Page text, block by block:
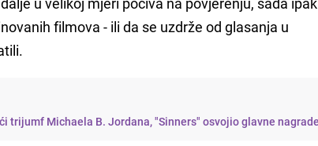
filmova - ili da se uzdrže od glasanja u
trijumf Michaela B. Jordana, "Sinners" osvojio glavne